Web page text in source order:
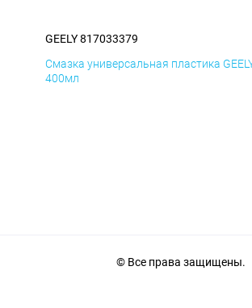
GEELY 817033379
Смазка универсальная пластика
400мл
© Все права защищены.